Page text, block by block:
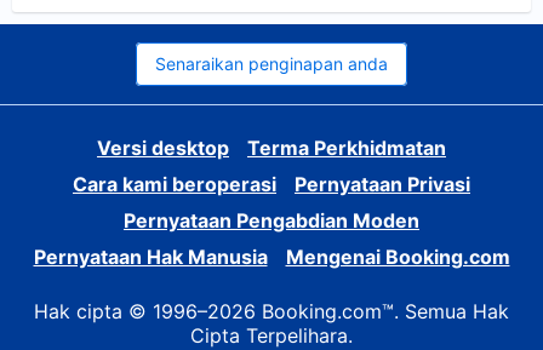
Senaraikan penginapan anda
Versi desktop
Terma Perkhidmatan
Cara kami beroperasi
Pernyataan Privasi
Pernyataan Pengabdian Moden
Pernyataan Hak Manusia
Mengenai Booking.com
Hak cipta © 1996–2026 Booking.com™. Semua Hak
Cipta Terpelihara.